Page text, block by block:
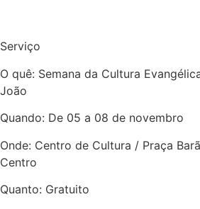
Serviço
O quê: Semana da Cultura
João
Quando: De 05 a 08 de novembro
Onde: Centro de Cultura / Praça
Centro
Quanto: Gratuito